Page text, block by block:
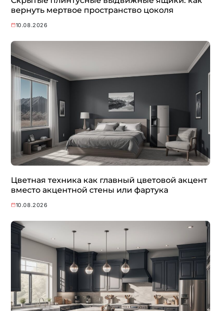
вернуть мертвое пространство цоколя
10.08.2026
Цветная техника как главный цветовой акцент
вместо акцентной стены или фартука
10.08.2026